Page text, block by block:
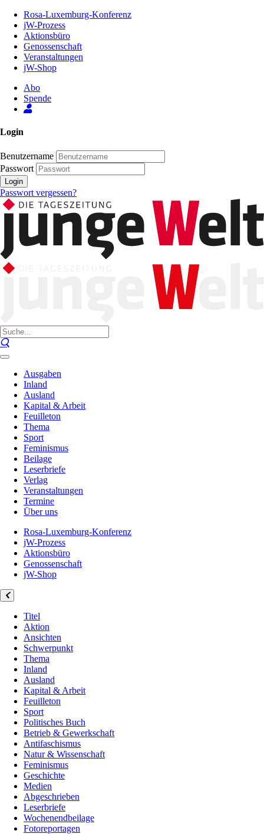
Inhalt
Seite
Rosa-Luxemburg-Konferenz
jW-Prozess
Aktionsbüro
Genossenschaft
Veranstaltungen
jW-Shop
Abo
Spende
Login
Benutzername
Passwort
Login
Passwort vergessen?
Ausgaben
Inland
Ausland
Kapital & Arbeit
Feuilleton
Thema
Sport
Feminismus
Beilage
Leserbriefe
Verlag
Veranstaltungen
Termine
Über uns
Rosa-Luxemburg-Konferenz
jW-Prozess
Aktionsbüro
Genossenschaft
jW-Shop
Titel
Aktion
Ansichten
Schwerpunkt
Thema
Inland
Ausland
Kapital & Arbeit
Feuilleton
Sport
Politisches Buch
Betrieb & Gewerkschaft
Antifaschismus
Natur & Wissenschaft
Feminismus
Geschichte
Medien
Abgeschrieben
Leserbriefe
Wochenendbeilage
Fotoreportagen